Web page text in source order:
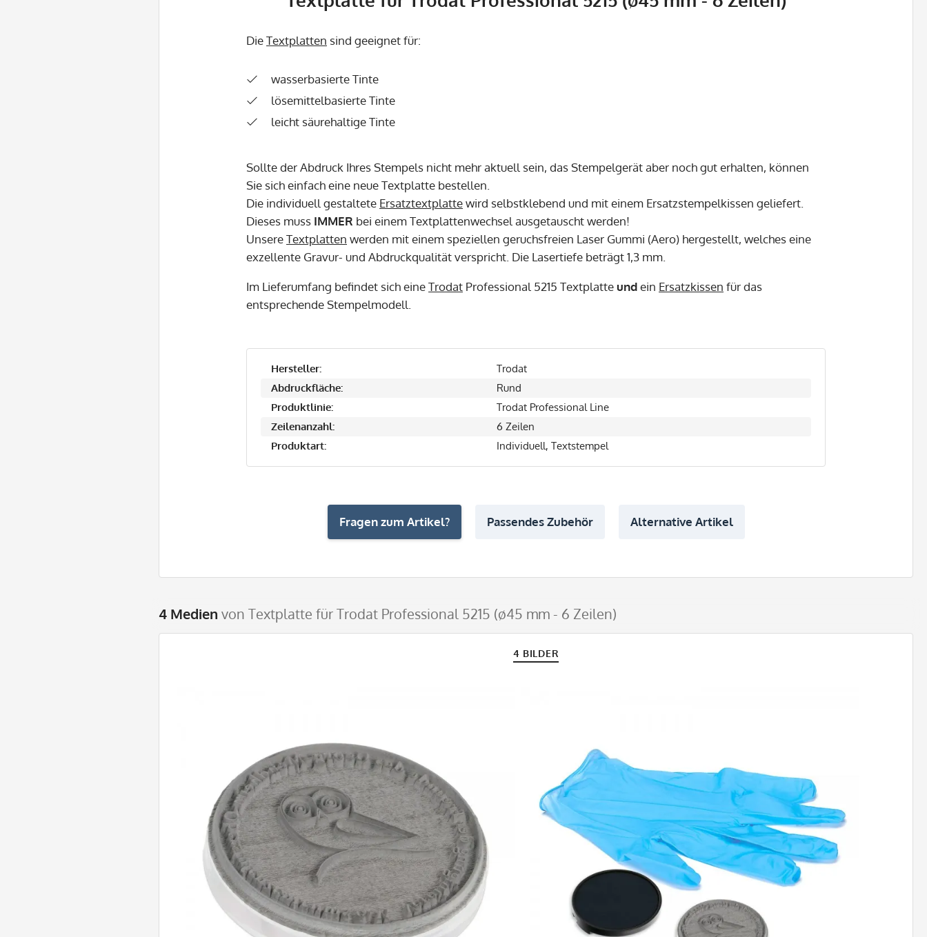
DieTextplatten sind geeignet für:
wasserbasierte Tinte
lösemittelbasierte Tinte
leicht säurehaltige Tinte
Sollte der Abdruck Ihres Stempels nicht mehr aktuell sein, das Stempelgerät aber noch gut erhalten, können
Sie sich einfach eine neue Textplatte bestellen.
Die individuell gestaltete Ersatztextplattewird selbstklebend und mit einem Ersatzstempelkissen geliefert.
Dieses muss IMMER bei einem Textplattenwechsel ausgetauscht werden!
UnsereTextplatten werden mit einem speziellen geruchsfreien Laser Gummi (Aero) hergestellt, welches eine
exzellente Gravur- und Abdruckqualität verspricht. Die Lasertiefe beträgt 1,3 mm.
Im Lieferumfang befindet sich eineTrodat Professional 5215 Textplatteundein Ersatzkissen für das
entsprechende Stempelmodell.
Hersteller:
Trodat
Abdruckfläche:
Rund
Produktlinie:
Trodat Professional Line
Zeilenanzahl:
6 Zeilen
Produktart:
Individuell, Textstempel
Fragen zum Artikel? Passendes Zubehör Alternative Artikel
4 Medien von Textplatte für Trodat Professional 5215 (ø45 mm - 6 Zeilen)
4 BILDER